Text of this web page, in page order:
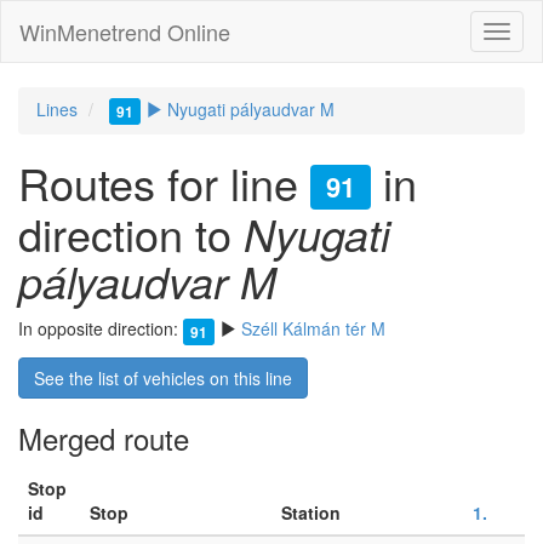
WinMenetrend Online
Lines 91 Nyugati pályaudvar M
Routes for line 91
in
direction to Nyugati
pályaudvar M
In opposite direction: 91 Széll Kálmán tér M
See the list of vehicles on this line
Merged route
Stop
id
Stop Station
1.